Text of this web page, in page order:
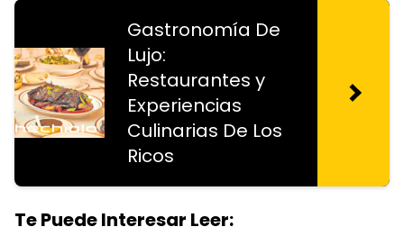
Gastronomía De
Lujo:
Restaurantes y
Experiencias
Culinarias De Los
Ricos
Te Puede Interesar Leer: